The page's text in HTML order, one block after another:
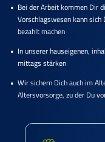
Bei der Arbeit kommen Dir
Vorschlagswesen kann
bezahlt machen
In unserer hauseigenen,
mittags stärken
Wir sichern Dich auch im
Altersvorsorge, zu der Du